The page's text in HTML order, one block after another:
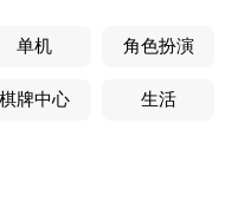
询和油价信息等功能相
广告。通勤路上随手刷
让每位车主成为交通
单机 角色扮演
棋牌中心 生活